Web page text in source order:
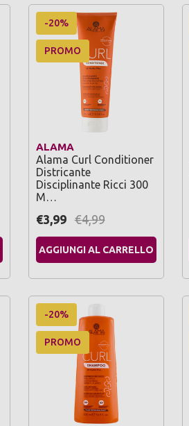
-20%
PROMO
ALAMA
Alama Curl Conditioner
Districante
Disciplinante Ricci 300
M…
€3,99 €4,99
AGGIUNGI AL CARRELLO
-20%
PROMO